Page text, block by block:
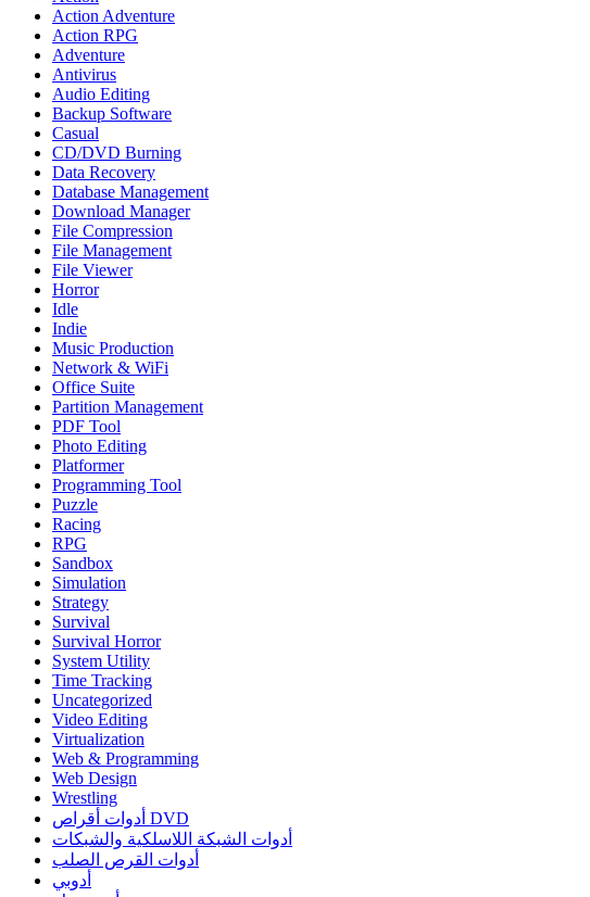
Action Adventure
Action RPG
Adventure
Antivirus
Audio Editing
Backup Software
Casual
CD/DVD Burning
Data Recovery
Database Management
Download Manager
File Compression
File Management
File Viewer
Horror
Idle
Indie
Music Production
Network & WiFi
Office Suite
Partition Management
PDF Tool
Photo Editing
Platformer
Programming Tool
Puzzle
Racing
RPG
Sandbox
Simulation
Strategy
Survival
Survival Horror
System Utility
Time Tracking
Uncategorized
Video Editing
Virtualization
Web & Programming
Web Design
Wrestling
أدوات أقراص DVD
أدوات الشبكة اللاسلكية والشبكات
أدوات القرص الصلب
أدوبي